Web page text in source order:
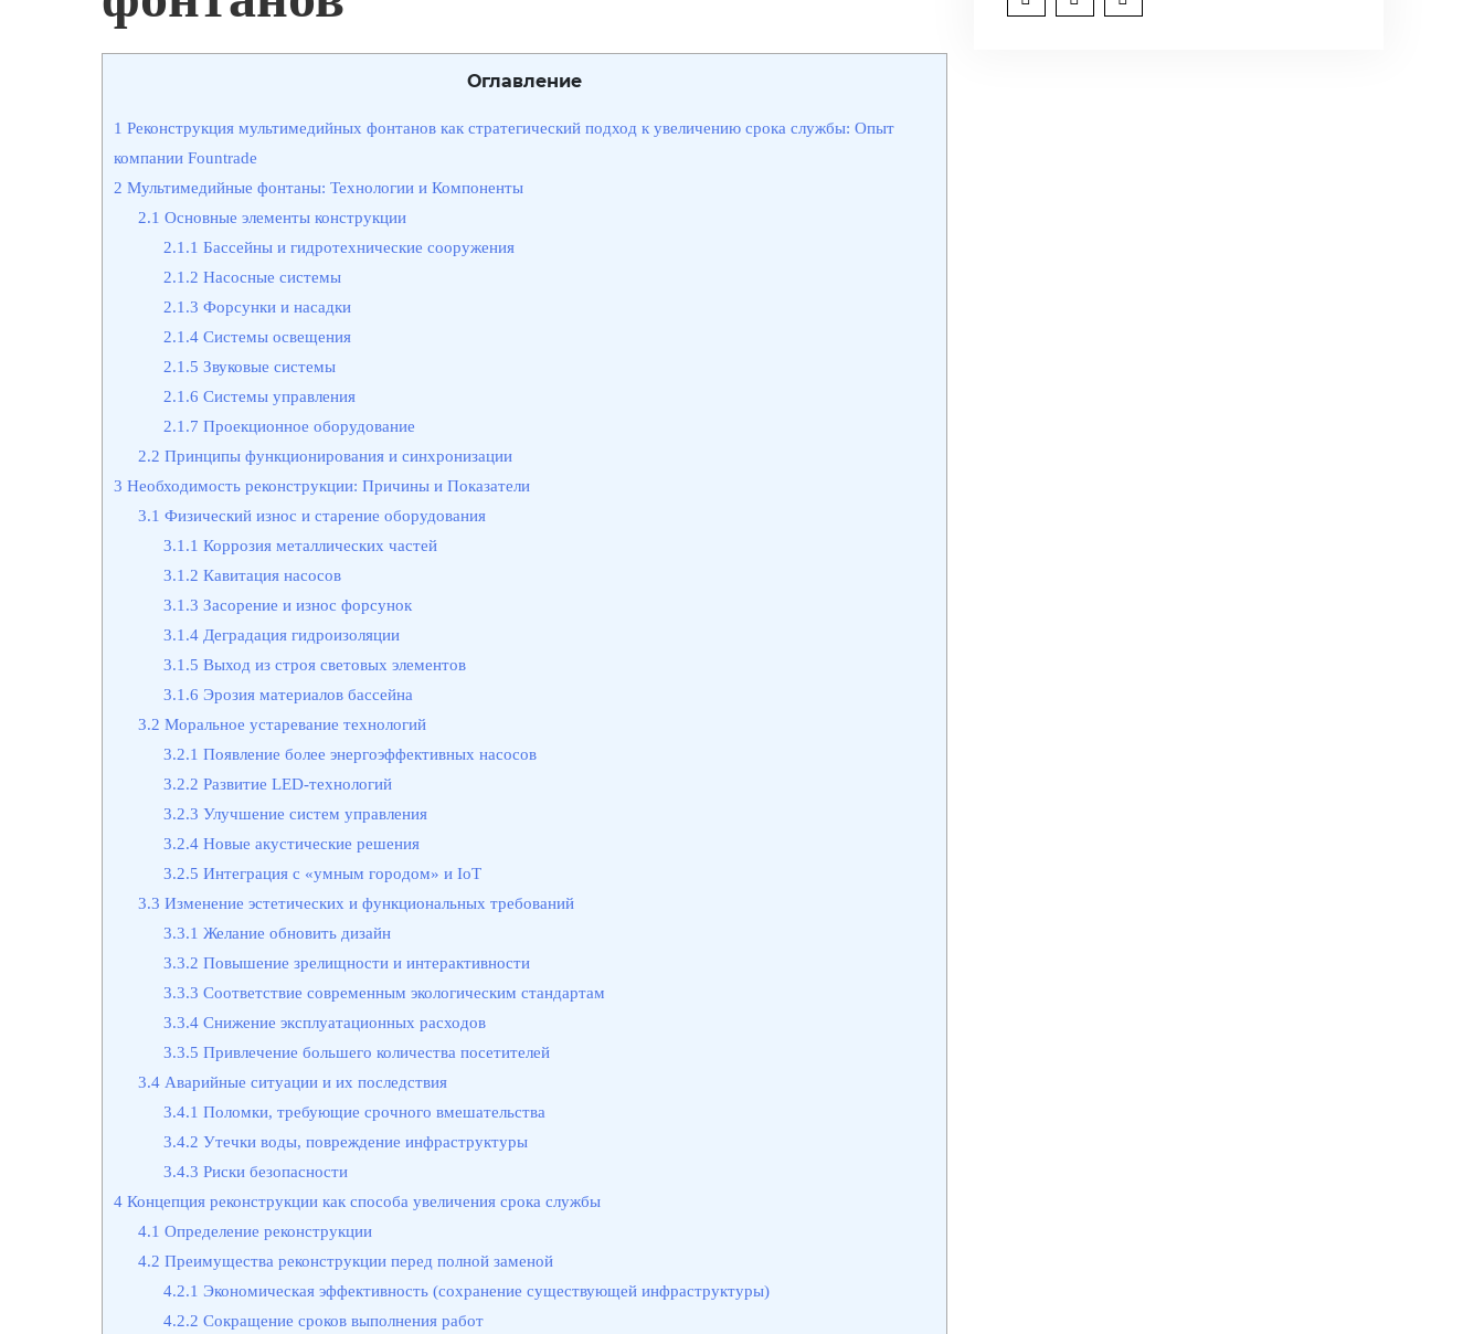
Оглавление
1 Реконструкция мультимедийных фонтанов как стратегический подход к увеличению срока службы: Опыт
компании Fountrade
2 Мультимедийные фонтаны: Технологии и Компоненты
2.1 Основные элементы конструкции
2.1.1 Бассейны и гидротехнические сооружения
2.1.2 Насосные системы
2.1.3 Форсунки и насадки
2.1.4 Системы освещения
2.1.5 Звуковые системы
2.1.6 Системы управления
2.1.7 Проекционное оборудование
2.2 Принципы функционирования и синхронизации
3 Необходимость реконструкции: Причины и Показатели
3.1 Физический износ и старение оборудования
3.1.1 Коррозия металлических частей
3.1.2 Кавитация насосов
3.1.3 Засорение и износ форсунок
3.1.4 Деградация гидроизоляции
3.1.5 Выход из строя световых элементов
3.1.6 Эрозия материалов бассейна
3.2 Моральное устаревание технологий
3.2.1 Появление более энергоэффективных насосов
3.2.2 Развитие LED-технологий
3.2.3 Улучшение систем управления
3.2.4 Новые акустические решения
3.2.5 Интеграция с «умным городом» и IoT
3.3 Изменение эстетических и функциональных требований
3.3.1 Желание обновить дизайн
3.3.2 Повышение зрелищности и интерактивности
3.3.3 Соответствие современным экологическим стандартам
3.3.4 Снижение эксплуатационных расходов
3.3.5 Привлечение большего количества посетителей
3.4 Аварийные ситуации и их последствия
3.4.1 Поломки, требующие срочного вмешательства
3.4.2 Утечки воды, повреждение инфраструктуры
3.4.3 Риски безопасности
4Концепция реконструкции как способа увеличения срока службы
4.1 Определение реконструкции
4.2 Преимущества реконструкции перед полной заменой
4.2.1 Экономическая эффективность (сохранение существующей инфраструктуры)
4.2.2 Сокращение сроков выполнения работ